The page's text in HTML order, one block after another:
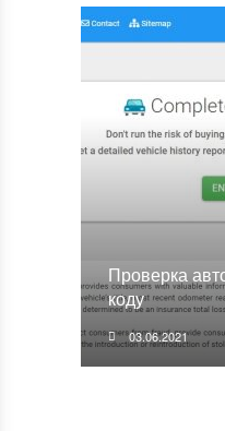
Проверка
коду
03.06.2021